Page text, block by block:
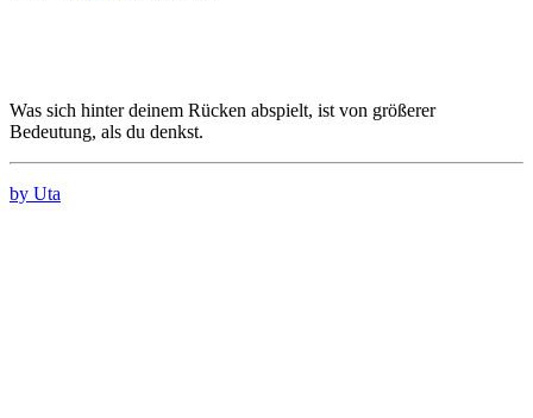
Was sich hinter deinem Rücken abspielt, ist von größerer
Bedeutung, als du denkst.
by Uta